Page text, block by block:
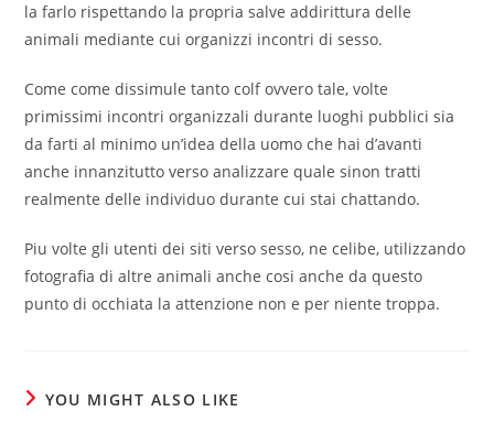
la farlo rispettando la propria salve addirittura delle
animali mediante cui organizzi incontri di sesso.
Come come dissimule tanto colf ovvero tale, volte
primissimi incontri organizzali durante luoghi pubblici sia
da farti al minimo un’idea della uomo che hai d’avanti
anche innanzitutto verso analizzare quale sinon tratti
realmente delle individuo durante cui stai chattando.
Piu volte gli utenti dei siti verso sesso, ne celibe, utilizzando
fotografia di altre animali anche cosi anche da questo
punto di occhiata la attenzione non e per niente troppa.
YOU MIGHT ALSO LIKE